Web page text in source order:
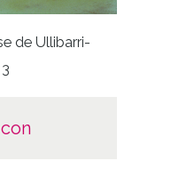
de Ullibarri-